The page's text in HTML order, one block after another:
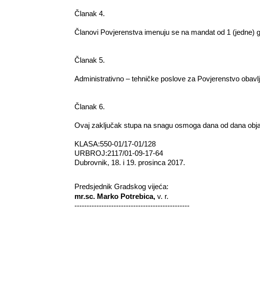
Članak 4.
Članovi Povjerenstva imenuju se na mandat od 1 (jedne)
Članak 5.
Administrativno – tehničke poslove za Povjerenstvo
Članak 6.
Ovaj zaključak stupa na snagu osmoga dana od dana
KLASA:550-01/17-01/128
URBROJ:2117/01-09-17-64
Dubrovnik, 18. i 19. prosinca 2017.
Predsjednik
mr.sc. Marko Potrebica, v. r.
-----------------------------------------------